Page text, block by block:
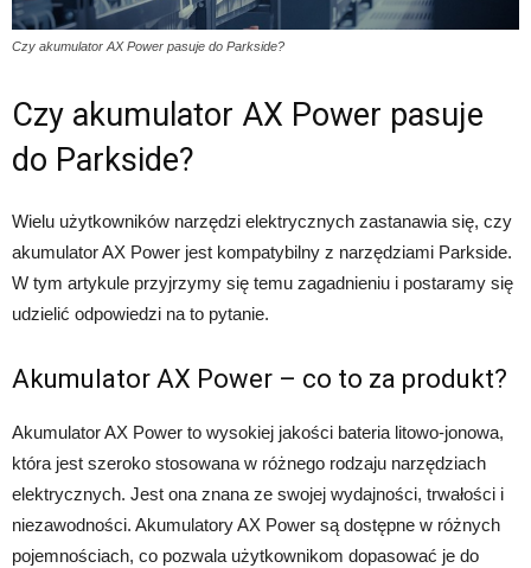
Czy akumulator AX Power pasuje do Parkside?
Czy akumulator AX Power pasuje
do Parkside?
Wielu użytkowników narzędzi elektrycznych zastanawia się, czy
akumulator AX Power jest kompatybilny z narzędziami Parkside.
W tym artykule przyjrzymy się temu zagadnieniu i postaramy się
udzielić odpowiedzi na to pytanie.
Akumulator AX Power – co to za produkt?
Akumulator AX Power to wysokiej jakości bateria litowo-jonowa,
która jest szeroko stosowana w różnego rodzaju narzędziach
elektrycznych. Jest ona znana ze swojej wydajności, trwałości i
niezawodności. Akumulatory AX Power są dostępne w różnych
pojemnościach, co pozwala użytkownikom dopasować je do